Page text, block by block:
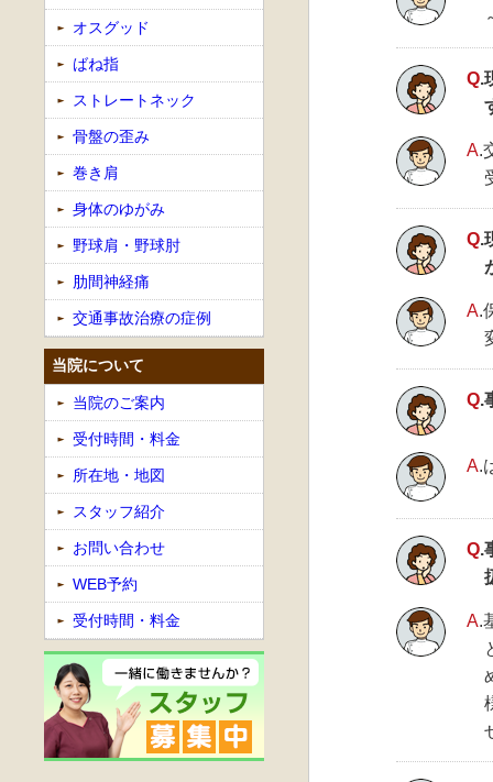
Q.
A.
Q.
A.
Q.
A.
Q.
A.
オスグッド
ばね指
ストレートネック
骨盤の歪み
巻き肩
身体のゆがみ
野球肩・野球肘
肋間神経痛
交通事故治療の症例
当院について
当院のご案内
受付時間・料金
所在地・地図
スタッフ紹介
お問い合わせ
WEB予約
受付時間・料金